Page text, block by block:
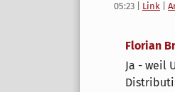
05:23 Link
Florian
Ja - weil